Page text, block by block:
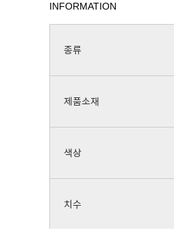
INFORMATION
종류
제품소재
색상
치수